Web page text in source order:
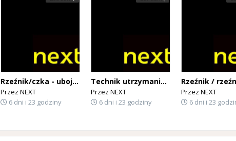
Rzeźnik/czka - ubojowiec – BEZ JĘZYKA – kontrakt bezpośredni! (BELGIA)
Przez NEXT
6 dni i 23 godziny
Technik utrzymania ruchu – zakłady mięsne (Belgia)
Przez NEXT
6 dni i 23 godziny
Przez NEXT
6 dni i 23